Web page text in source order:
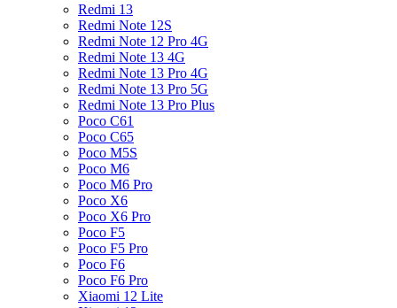
Redmi 13
Redmi Note 12S
Redmi Note 12 Pro 4G
Redmi Note 13 4G
Redmi Note 13 Pro 4G
Redmi Note 13 Pro 5G
Redmi Note 13 Pro Plus
Poco C61
Poco C65
Poco M5S
Poco M6
Poco M6 Pro
Poco X6
Poco X6 Pro
Poco F5
Poco F5 Pro
Poco F6
Poco F6 Pro
Xiaomi 12 Lite